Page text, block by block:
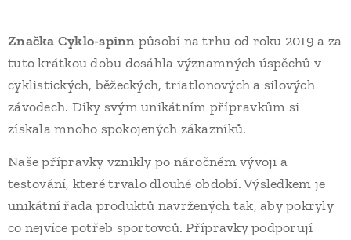
Značka Cyklo-spinn působí na trhu od roku 2019 a za
tuto krátkou dobu dosáhla významných úspěchů v
cyklistických, běžeckých, triatlonových a silových
závodech. Díky svým unikátním přípravkům si
získala mnoho spokojených zákazníků.
Naše přípravky vznikly po náročném vývoji a
testování, které trvalo dlouhé období. Výsledkem je
unikátní řada produktů navržených tak, aby pokryly
co nejvíce potřeb sportovců. Přípravky podporují